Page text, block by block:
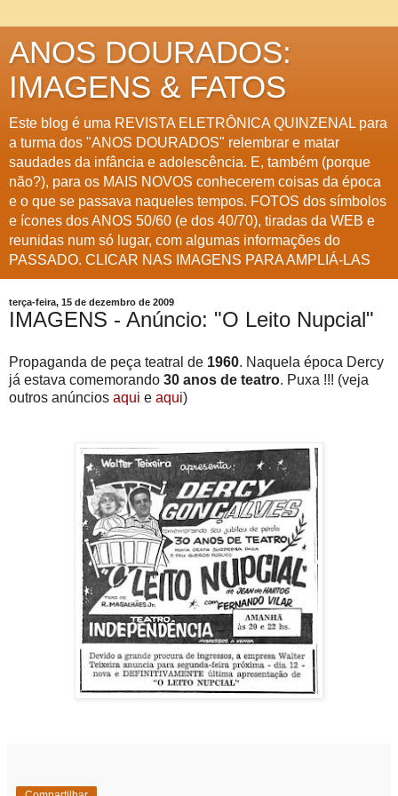
ANOS DOURADOS:
IMAGENS & FATOS
Este blog é uma REVISTA ELETRÔNICA QUINZENAL para
a turma dos "ANOS DOURADOS" relembrar e matar
saudades da infância e adolescência. E, também (porque
não?), para os MAIS NOVOS conhecerem coisas da época
e o que se passava naqueles tempos. FOTOS dos símbolos
e ícones dos ANOS 50/60 (e dos 40/70), tiradas da WEB e
reunidas num só lugar, com algumas informações do
PASSADO. CLICAR NAS IMAGENS PARA AMPLIÁ-LAS
terça-feira, 15 de dezembro de 2009
IMAGENS - Anúncio: "O Leito Nupcial"
Propaganda de peça teatral de 1960. Naquela época Dercy
já estava comemorando 30 anos de teatro. Puxa !!! (veja
outros anúncios aqui e aqui)